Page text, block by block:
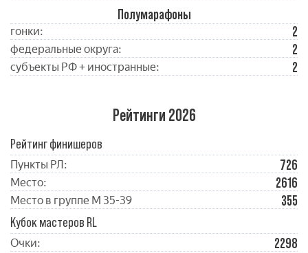
Полумарафоны
гонки: 2
федеральные округа: 2
субъекты РФ + иностранные: 2
Рейтинги 2026
Рейтинг финишеров
Пункты РЛ: 726
Место: 2616
Место в группе М 35-39
355
Кубок мастеров RL
Очки: 2298